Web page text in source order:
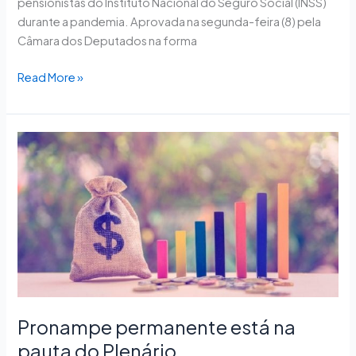
durante a pandemia. Aprovada na segunda-feira (8) pela
Câmara dos Deputados na forma
Read More »
Pronampe permanente está na
pauta do Plenário
Pronampe
permanente
está
na
pauta
do
Plenário